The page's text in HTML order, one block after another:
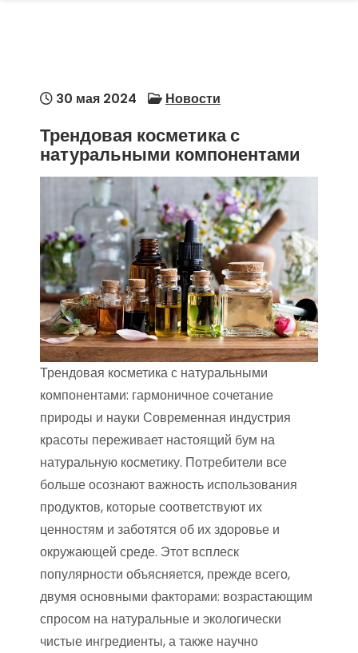
30 мая 2024 Новости
Трендовая косметика с
натуральными компонентами
Трендовая косметика с натуральными
компонентами: гармоничное сочетание
природы и науки Современная индустрия
красоты переживает настоящий бум на
натуральную косметику. Потребители все
больше осознают важность использования
продуктов, которые соответствуют их
ценностям и заботятся об их здоровье и
окружающей среде. Этот всплеск
популярности объясняется, прежде всего,
двумя основными факторами: возрастающим
спросом на натуральные и экологически
чистые ингредиенты, а также научно